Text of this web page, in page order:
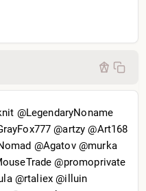
@LegendaryNoname
@artzy @Art168
@Agatov @murka
@promoprivate
@rtaliex @illuin